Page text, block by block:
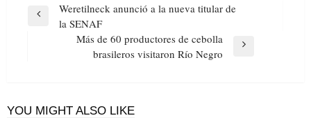
Navegación
Previous
Weretilneck anunció a la nueva titular de
la SENAF
Más de 60 productores de cebolla
brasileros visitaron Río Negro
YOU MIGHT ALSO LIKE